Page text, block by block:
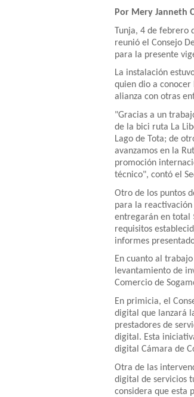
Por Mery Janneth
Tunja, 4 de febrero
reunió el Consejo
para la presente
La instalación
quien dio a conocer
alianza con otras
"Gracias a un
de la bici ruta La
Lago de Tota; de
avanzamos en la
promoción
técnico", contó el
Otro de los puntos
para la
entregarán en total
requisitos
informes
En cuanto al
levantamiento de
Comercio de
En primicia, el
digital que lanzará
prestadores de
digital. Esta
digital Cámara de
Otra de las
digital de servicios
considera que esta